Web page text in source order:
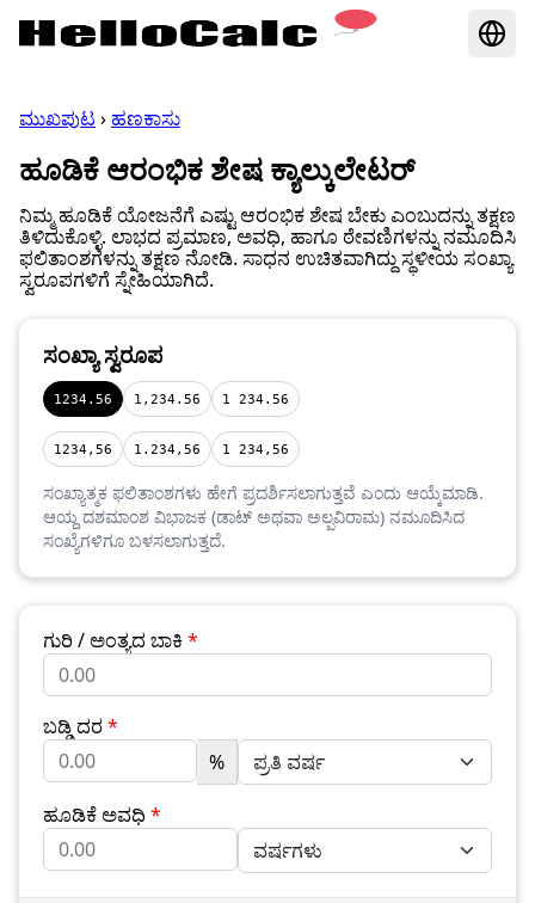
ಮುಖಪುಟ › ಹಣಕಾಸು
ಹೂಡಿಕೆ ಆರಂಭಿಕ ಶೇಷ ಕ್ಯಾಲ್ಕುಲೇಟರ್
ನಿಮ್ಮ ಹೂಡಿಕೆ ಯೋಜನೆಗೆ ಎಷ್ಟು ಆರಂಭಿಕ ಶೇಷ ಬೇಕು ಎಂಬುದನ್ನು ತಕ್ಷಣ
ತಿಳಿದುಕೊಳ್ಳಿ. ಲಾಭದ ಪ್ರಮಾಣ, ಅವಧಿ, ಹಾಗೂ ಠೇವಣಿಗಳನ್ನು ನಮೂದಿಸಿ
ಫಲಿತಾಂಶಗಳನ್ನು ತಕ್ಷಣ ನೋಡಿ. ಸಾಧನ ಉಚಿತವಾಗಿದ್ದು ಸ್ಥಳೀಯ ಸಂಖ್ಯಾ
ಸ್ವರೂಪಗಳಿಗೆ ಸ್ನೇಹಿಯಾಗಿದೆ.
ಸಂಖ್ಯಾ ಸ್ವರೂಪ
1234.56 1,234.56 1 234.56
1234,56 1.234,56 1 234,56
ಸಂಖ್ಯಾತ್ಮಕ ಫಲಿತಾಂಶಗಳು ಹೇಗೆ ಪ್ರದರ್ಶಿಸಲಾಗುತ್ತವೆ ಎಂದು ಆಯ್ಕೆಮಾಡಿ.
ಆಯ್ದ ದಶಮಾಂಶ ವಿಭಾಜಕ (ಡಾಟ್ ಅಥವಾ ಅಲ್ಪವಿರಾಮ) ನಮೂದಿಸಿದ
ಸಂಖ್ಯೆಗಳಿಗೂ ಬಳಸಲಾಗುತ್ತದೆ.
ಗುರಿ / ಅಂತ್ಯದ ಬಾಕಿ*
ಬಡ್ಡಿ ದರ*
%
ಹೂಡಿಕೆ ಅವಧಿ *